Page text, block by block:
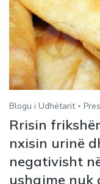
Blogu i Udhëtarit
Rrisin
nxisin urinë
negativisht
ushqime nuk